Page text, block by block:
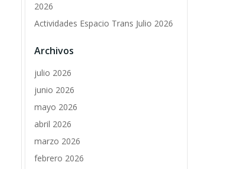
2026
Actividades Espacio Trans Julio 2026
Archivos
julio 2026
junio 2026
mayo 2026
abril 2026
marzo 2026
febrero 2026